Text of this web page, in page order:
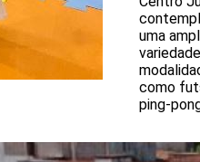
uma
como
ping-